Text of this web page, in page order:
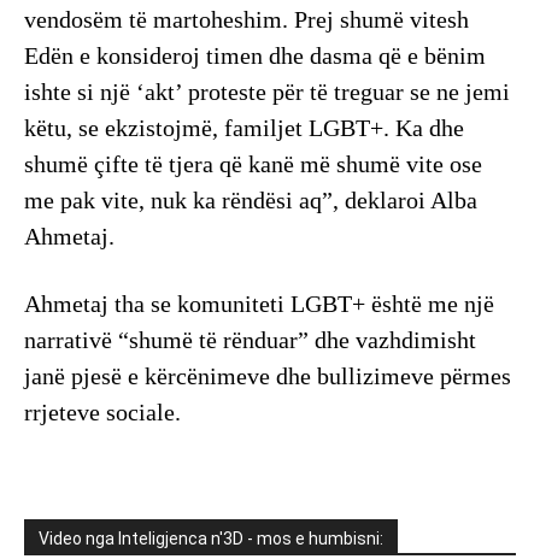
vendosëm të martoheshim. Prej shumë vitesh
Edën e konsideroj timen dhe dasma që e bënim
ishte si një ‘akt’ proteste për të treguar se ne jemi
këtu, se ekzistojmë, familjet LGBT+. Ka dhe
shumë çifte të tjera që kanë më shumë vite ose
me pak vite, nuk ka rëndësi aq”, deklaroi Alba
Ahmetaj.
Ahmetaj tha se komuniteti LGBT+ është me një
narrativë “shumë të rënduar” dhe vazhdimisht
janë pjesë e kërcënimeve dhe bullizimeve përmes
rrjeteve sociale.
Video nga Inteligjenca n'3D - mos e humbisni: